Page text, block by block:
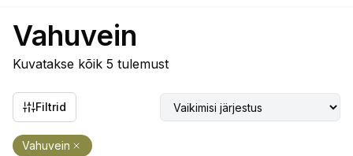
Vahuvein
Kuvatakse kõik 5 tulemust
Filtrid
Vahuvein